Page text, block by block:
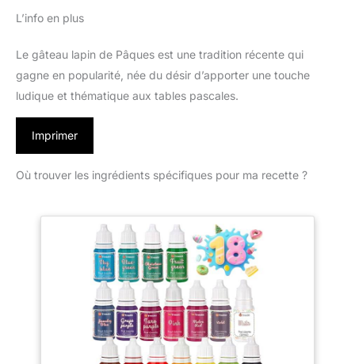
L’info en plus
Le gâteau lapin de Pâques est une tradition récente qui
gagne en popularité, née du désir d’apporter une touche
ludique et thématique aux tables pascales.
Imprimer
Où trouver les ingrédients spécifiques pour ma recette ?